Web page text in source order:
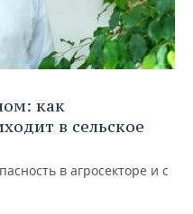
как
в сельское
в агросекторе и с